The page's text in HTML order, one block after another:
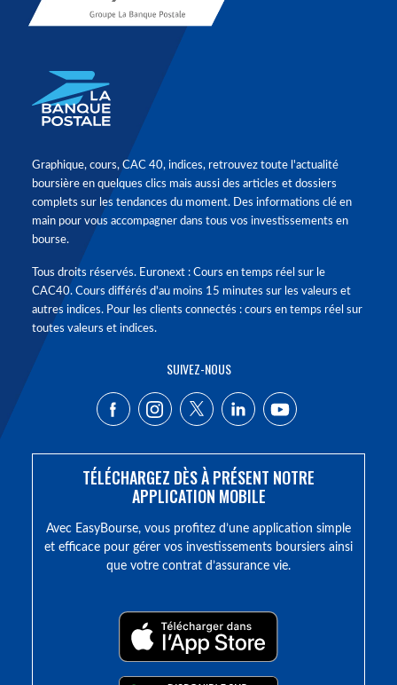
Graphique, cours, CAC 40, indices, retrouvez toute l'actualité
boursière en quelques clics mais aussi des articles et dossiers
complets sur les tendances du moment. Des informations clé en
main pour vous accompagner dans tous vos investissements en
bourse.
Tous droits réservés. Euronext : Cours en temps réel sur le
CAC40. Cours différés d'au moins 15 minutes sur les valeurs et
autres indices. Pour les clients connectés : cours en temps réel sur
toutes valeurs et indices.
SUIVEZ-NOUS
TÉLÉCHARGEZ DÈS À PRÉSENT NOTRE
APPLICATION MOBILE
Avec EasyBourse, vous profitez d’une application simple
et efficace pour gérer vos investissements boursiers ainsi
que votre contrat d’assurance vie.